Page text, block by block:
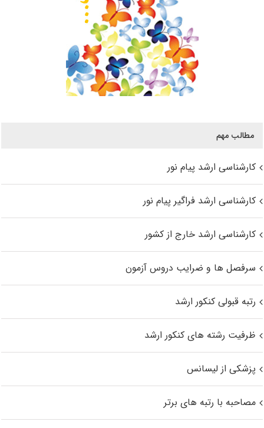
مطالب مهم
کارشناسی ارشد پیام نور
کارشناسی ارشد فراگیر پیام نور
کارشناسی ارشد خارج از کشور
سرفصل ها و ضرایب دروس آزمون
رتبه قبولی کنکور ارشد
ظرفیت رشته های کنکور ارشد
پزشکی از لیسانس
مصاحبه با رتبه های برتر